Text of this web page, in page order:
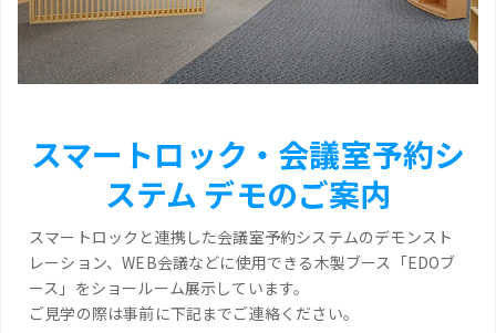
スマートロック・会議室予約シ
ステム デモのご案内
スマートロックと連携した会議室予約システムのデモンスト
レーション、WEB会議などに使用できる木製ブース「EDOブ
ース」をショールーム展示しています。
ご見学の際は事前に下記までご連絡ください。